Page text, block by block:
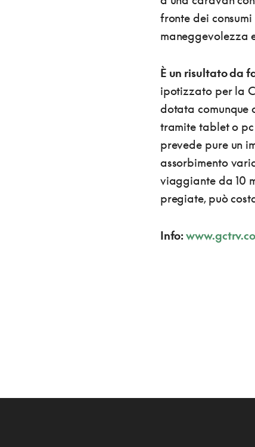
fronte dei
maneggevolezza
È un risultato da
ipotizzato per la
dotata comunque
tramite tablet o
prevede pure un
assorbimento
viaggiante da 10
pregiate, può
Info: